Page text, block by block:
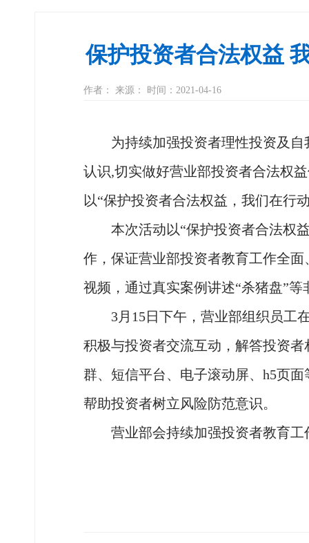
保护投资者合法权益
作者： 来源： 时间：2021-04-16
为持续加强投资者理性投资及
认识,切实做好营业部投资者合法权
以“保护投资者合法权益，我们在行
本次活动以“保护投资者合法权
作，保证营业部投资者教育工作全
视频，通过真实案例讲述“杀猪盘”
3月15日下午，营业部组织员工
积极与投资者交流互动，解答投资
群、短信平台、电子滚动屏、h5页
帮助投资者树立风险防范意识。
营业部会持续加强投资者教育